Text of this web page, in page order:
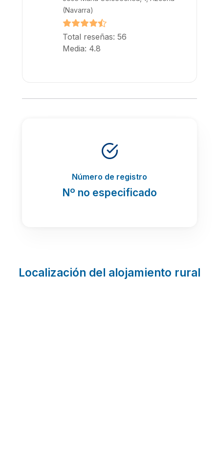
(Navarra)
Total reseñas: 56
Media: 4.8
Número de registro
Nº no especificado
Localización del alojamiento rural